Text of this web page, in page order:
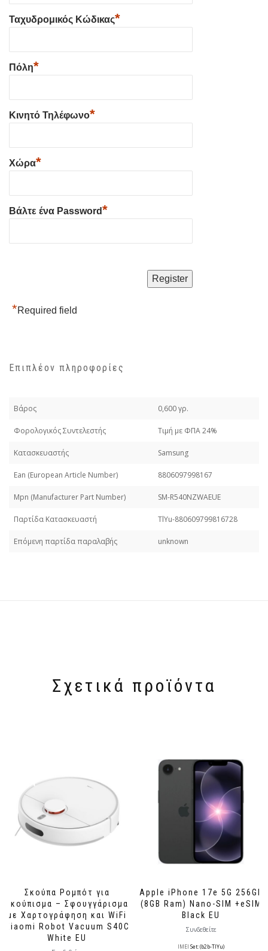
Ταχυδρομικός Κώδικας*
Πόλη*
Κινητό Τηλέφωνο*
Χώρα*
Βάλτε ένα Password*
*Required field
Επιπλέον πληροφορίες
Βάρος 0,600 γρ.
Φορολογικός Συντελεστής Τιμή με ΦΠΑ 24%
Κατασκευαστής Samsung
Εan (European Article Number) 8806097998167
Mpn (Manufacturer Part Number) SM-R540NZWAEUE
Παρτίδα Κατασκευαστή TlYu-880609799816728
Επόμενη παρτίδα παραλαβής unknown
Σχετικά προϊόντα
Σκούπα Ρομπότ για
Σκούπισμα – Σφουγγάρισμα
με Χαρτογράφηση και WiFi
Xiaomi Robot Vacuum S40C
White EU
Apple iPhone 17e 5G 256GB
(8GB Ram) Nano-SIM +eSIM
Black EU
Συνδεθείτε
IMEI Set: (b2b-TlYu)